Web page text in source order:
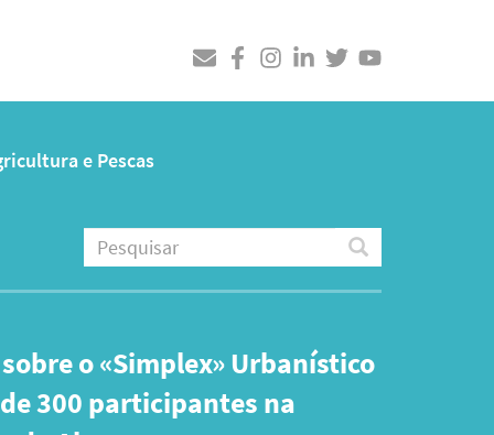
e Pescas
Pesquisar Pesquisar
volta a marcar presença
Mediterrânica